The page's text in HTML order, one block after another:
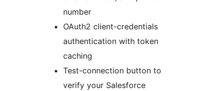
number
OAuth2 client-credentials
authentication with token
caching
Test-connection button to
verify your Salesforce